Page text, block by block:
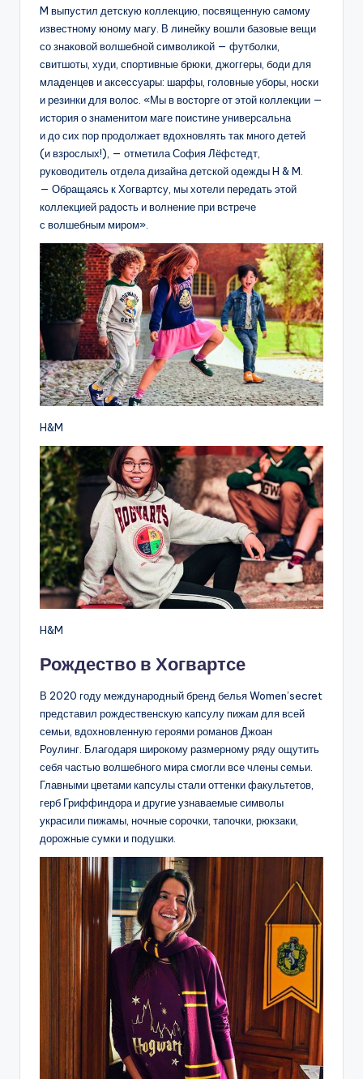
M выпустил детскую коллекцию, посвященную самому
известному юному магу. В линейку вошли базовые вещи
со знаковой волшебной символикой — футболки,
свитшоты, худи, спортивные брюки, джоггеры, боди для
младенцев и аксессуары: шарфы, головные уборы, носки
и резинки для волос. «Мы в восторге от этой коллекции —
история о знаменитом маге поистине универсальна
и до сих пор продолжает вдохновлять так много детей
(и взрослых!), — отметила София Лёфстедт,
руководитель отдела дизайна детской одежды H & M.
— Обращаясь к Хогвартсу, мы хотели передать этой
коллекцией радость и волнение при встрече
с волшебным миром».
H&M
H&M
Рождество в Хогвартсе
В 2020 году международный бренд белья Women’secret
представил рождественскую капсулу пижам для всей
семьи, вдохновленную героями романов Джоан
Роулинг. Благодаря широкому размерному ряду ощутить
себя частью волшебного мира смогли все члены семьи.
Главными цветами капсулы стали оттенки факультетов,
герб Гриффиндора и другие узнаваемые символы
украсили пижамы, ночные сорочки, тапочки, рюкзаки,
дорожные сумки и подушки.